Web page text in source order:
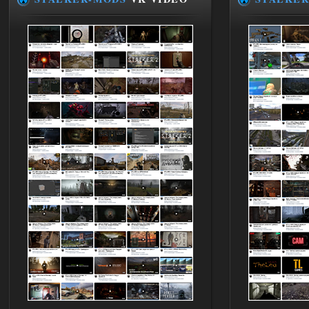
Устанавливать только
поверх финальной версии все в одном
(Standalone Final) от 29.12.2025!
Доступно только для пользователей
Ответить ➤
03.08.2026
ANOMALY ※ MEDIUM 7.0
21:30
Dvoeshnik
Хорошая сборка, графон и
детали на высоте не так
мрачно как в других сборках, дождь
барабанит по металу это нечто. Люблю
хардкор по типу Dead Air но здесь он
компромисный не такой жесткий.
Стартовый набор удивил на харде и
выживании такой комбез крутой не
удержался взял его и ножичек. Забавно
получилось, благо тайники спасают.
Поигрался пока немного но уже оч
нравится как то так!
Ответить ➤
02.08.2026